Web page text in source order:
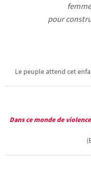
pour
Le peuple attend cet
Dans ce monde de